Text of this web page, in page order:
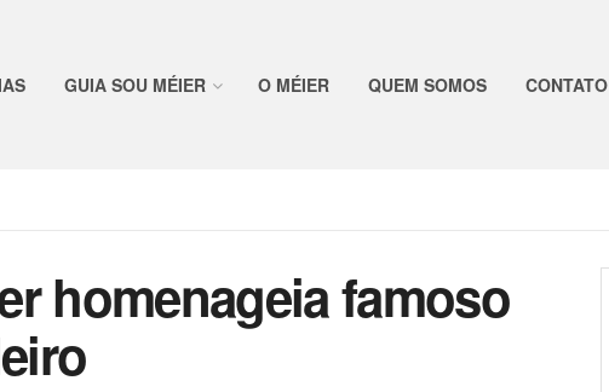
GUIA SOU MÉIER O MÉIER QUEM SOMOS CONTATO
homenageia famoso